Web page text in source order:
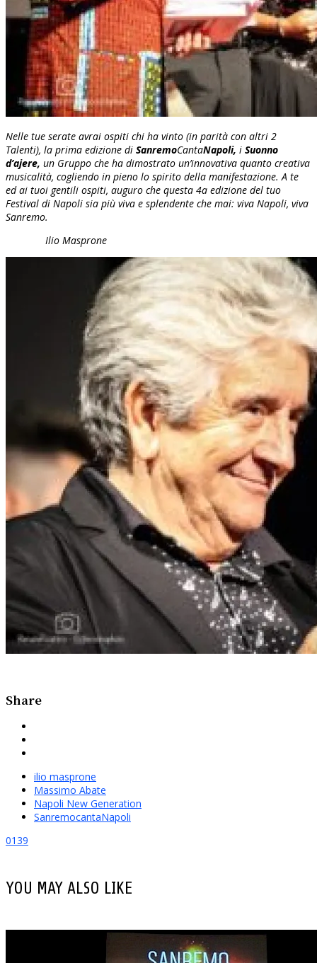
Nelle tue serate avrai ospiti chi ha vinto (in parità con altri 2
Talenti), la prima edizione di SanremoCantaNapoli, i Suonno
d’ajere, un Gruppo che ha dimostrato un’innovativa quanto creativa
musicalità, cogliendo in pieno lo spirito della manifestazione. A te
ed ai tuoi gentili ospiti, auguro che questa 4a edizione del tuo
Festival di Napoli sia più viva e splendente che mai: viva Napoli, viva
Sanremo.
Ilio Masprone
Share
ilio masprone
Massimo Abate
Napoli New Generation
SanremocantaNapoli
0139
YOU MAY ALSO LIKE